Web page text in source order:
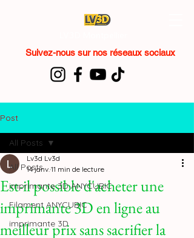
Suivez-nous sur nos réseaux sociaux
Post
All Posts
imprimante 3D ANYCUBIC
Filament ANYCUBIC
imprimante 3D
All Posts
Est-il possible d'acheter une
imprimante 3D en ligne au
meilleur prix sans sacrifier la
Lv3d Lv3d
14 janv.11 min de lecture